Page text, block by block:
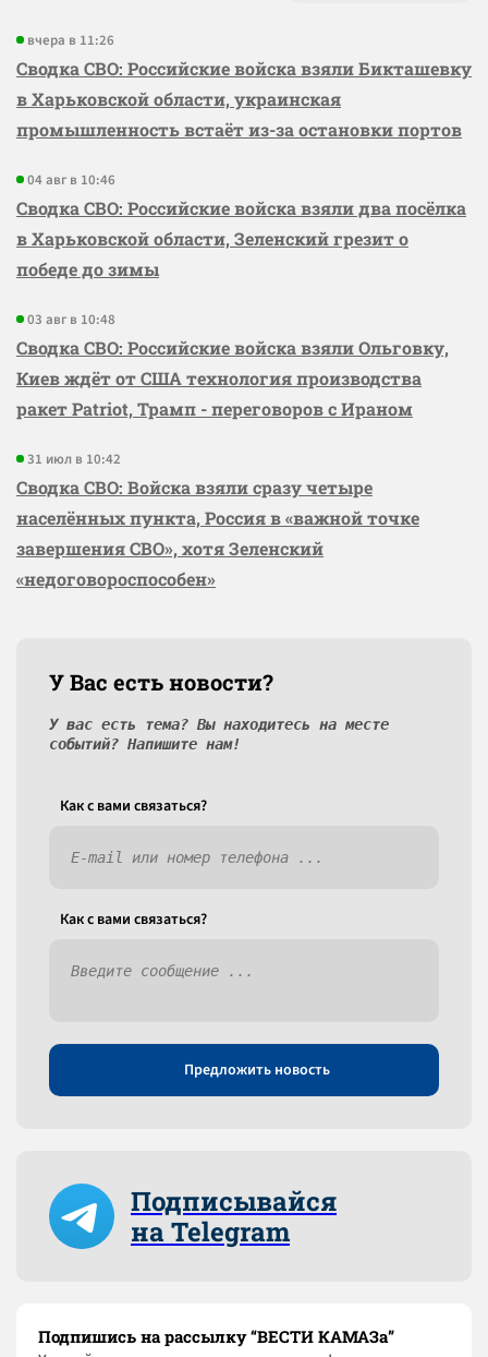
вчера в 11:26
Сводка СВО: Российские войска взяли Бикташевку
в Харьковской области, украинская
промышленность встаёт из-за остановки портов
04 авг в 10:46
Сводка СВО: Российские войска взяли два посёлка
в Харьковской области, Зеленский грезит о
победе до зимы
03 авг в 10:48
Сводка СВО: Российские войска взяли Ольговку,
Киев ждёт от США технология производства
ракет Patriot, Трамп - переговоров с Ираном
31 июл в 10:42
Сводка СВО: Войска взяли сразу четыре
населённых пункта, Россия в «важной точке
завершения СВО», хотя Зеленский
«недоговороспособен»
У Вас есть новости?
У вас есть тема? Вы находитесь на месте
событий? Напишите нам!
Как c вами связаться?
Как c вами связаться?
Предложить новость
Подписывайся
на Telegram
Подпишись на рассылку “ВЕСТИ КАМАЗа”